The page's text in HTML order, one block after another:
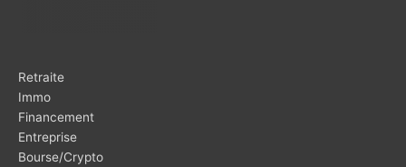
Retraite
Immo
Financement
Entreprise
Bourse/Crypto